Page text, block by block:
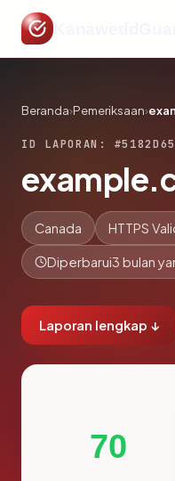
Beranda›Pemeriksaan›
ID LAPORAN:
Canada HTTPS
Diperbarui3 bulan
Laporan lengkap ↓
70